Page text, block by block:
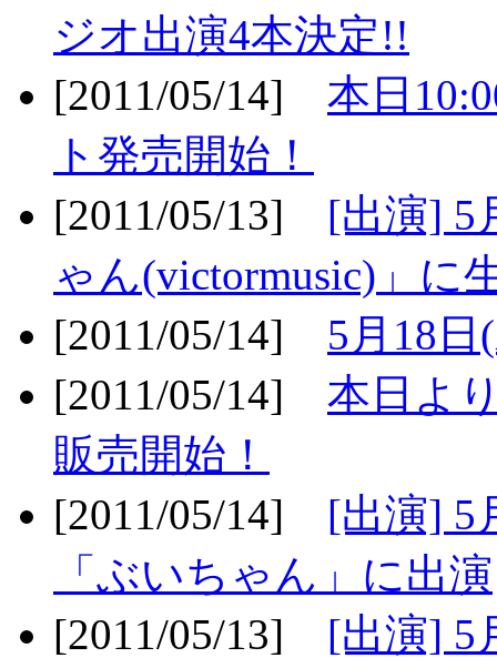
ジオ出演4本決定!!
[2011/05/14] 本日
ト発売開始！
[2011/05/13] [出演] 5
ゃん(victormusic)」に
[2011/05/14] 5月18
[2011/05/14] 本日よ
販売開始！
[2011/05/14] [出演] 5
「ぶいちゃん」に出演
[2011/05/13] [出演] 5